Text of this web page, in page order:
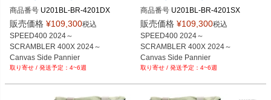
ドバッグサポート フレーム右側
キット ユニットガレージ
商品番号 U201BL-BR-4201DX
U201BL_BR+4201DX
販売価格 ¥109,300税込
SPEED400 2024～
SCRAMBLER 400X 2024～
Canvas Side Pannier
Scram 22L-30L
4~6週
ドバッグサポート フレーム左側
キット ユニットガレージ
商品番号 U201BL-BR-4201SX
U201BL_BR+4201SX
販売価格 ¥109,300税込
SPEED400 2024～
SCRAMBLER 400X 2024～
Canvas Side Pannier
Scram 22L-30L
4~6週